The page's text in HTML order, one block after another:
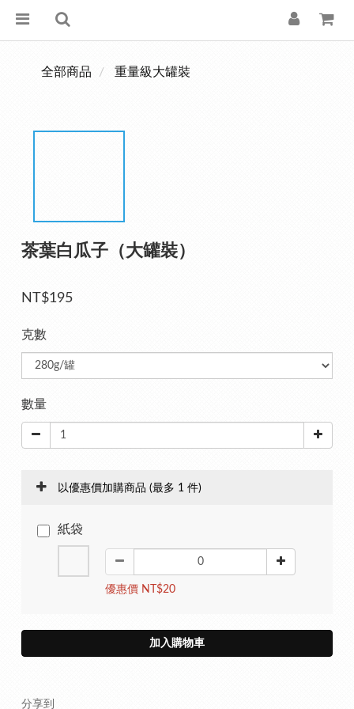
全部商品 重量級大罐裝
茶葉白瓜子（大罐裝）
NT$195
克數
數量
以優惠價加購商品 (最多 1 件)
紙袋
優惠價 NT$20
加入購物車
分享到